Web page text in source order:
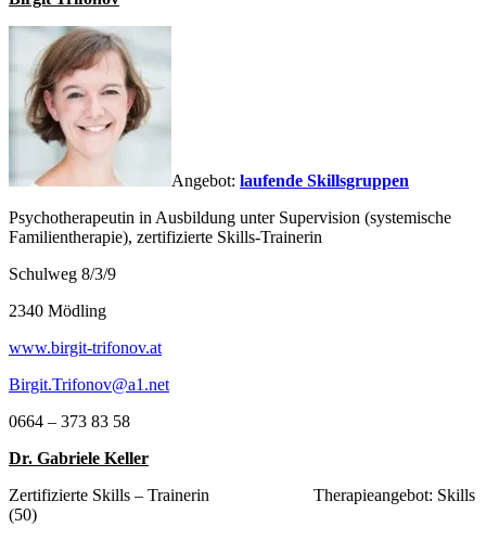
Angebot: laufende Skillsgruppen
Psychotherapeutin in Ausbildung unter Supervision (systemische
Familientherapie), zertifizierte Skills-Trainerin
Schulweg 8/3/9
2340 Mödling
www.birgit-trifonov.at
Birgit.Trifonov@a1.net
0664 – 373 83 58
Dr. Gabriele Keller
Zertifizierte Skills – Trainerin Therapieangebot: Skills
(50)